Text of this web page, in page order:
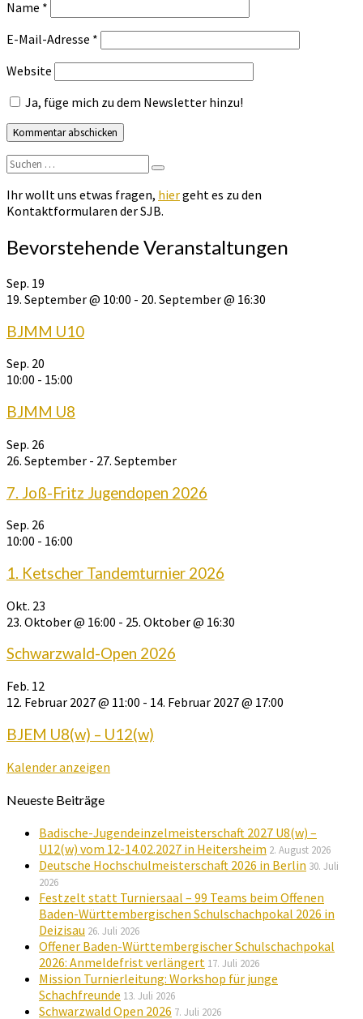
Name *
E-Mail-Adresse *
Website
Ja, füge mich zu dem Newsletter hinzu!
Suchen
nach:
Suchen
Ihr wollt uns etwas fragen, hiergeht es zu den
Kontaktformularen der SJB.
Bevorstehende Veranstaltungen
Sep. 19
19. September @ 10:00 - 20. September @ 16:30
BJMM U10
Sep. 20
10:00 - 15:00
BJMM U8
Sep. 26
26. September - 27. September
7. Joß-Fritz Jugendopen 2026
Sep. 26
10:00 - 16:00
1. Ketscher Tandemturnier 2026
Okt. 23
23. Oktober @ 16:00 - 25. Oktober @ 16:30
Schwarzwald-Open 2026
Feb. 12
12. Februar 2027 @ 11:00 - 14. Februar 2027 @ 17:00
BJEM U8(w) – U12(w)
Kalender anzeigen
Neueste Beiträge
Badische-Jugendeinzelmeisterschaft 2027 U8(w) –
U12(w) vom 12-14.02.2027 in Heitersheim 2. August 2026
Deutsche Hochschulmeisterschaft 2026 in Berlin 30. Juli
2026
Festzelt statt Turniersaal – 99 Teams beim Offenen
Baden-Württembergischen Schulschachpokal 2026 in
Deizisau 26. Juli 2026
Offener Baden-Württembergischer Schulschachpokal
2026: Anmeldefrist verlängert 17. Juli 2026
Mission Turnierleitung: Workshop für junge
Schachfreunde 13. Juli 2026
Schwarzwald Open 2026 7. Juli 2026